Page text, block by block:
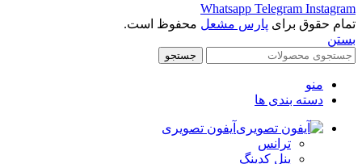
Whatsapp Telegram Instagram
تمام حقوق برای پارس مشعل محفوظ است.
بستن
جستجو
منو
دسته بندی ها
آیفون تصویری
ترانس
پنل کدینگ